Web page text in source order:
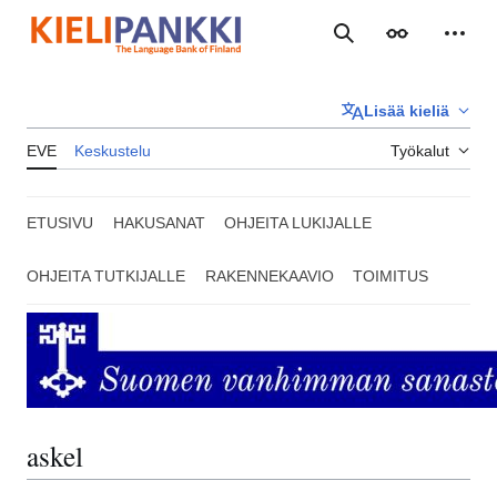
sisältöön
Haku Ulkoasu
Lisää kieliä
EVE Keskustelu Työkalut
ETUSIVU HAKUSANAT OHJEITA LUKIJALLE
OHJEITA TUTKIJALLE RAKENNEKAAVIO TOIMITUS
askel